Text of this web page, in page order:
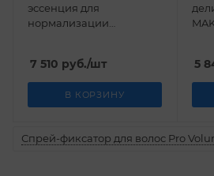
эссенция для
нормализации
7 510 руб./шт
В КОРЗИНУ
5
Спрей-фиксатор для волос Pro